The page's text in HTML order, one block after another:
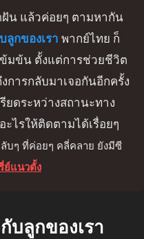
ฝัน แล้วค่อยๆ ตามหากัน
ลูกของเรา พากย์ไทย ก็
ข้มข้น ตั้งแต่การช่วยชีวิต
การกลับมาเจอกันอีกครั้ง
ยดระหว่างสถานะทาง
ะไรให้ติดตามได้เรื่อยๆ
บๆ ที่ค่อยๆ คลี่คลาย ยังมีซี
ย์แนวตั้ง
บลูกของเรา